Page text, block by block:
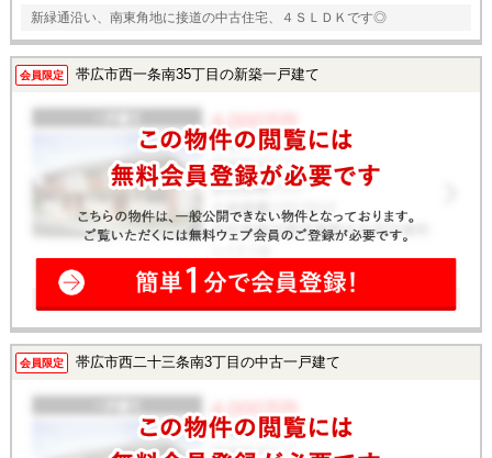
新緑通沿い、南東角地に接道の中古住宅、４ＳＬＤＫです◎
会員限定 帯広市西一条南35丁目の新築一戸建て
会員限定 帯広市西二十三条南3丁目の中古一戸建て